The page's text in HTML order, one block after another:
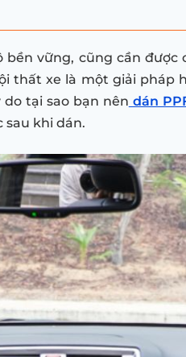
vững, cũng cần
thất xe là một giải pháp
tại sao bạn nên dán
sau khi dán.